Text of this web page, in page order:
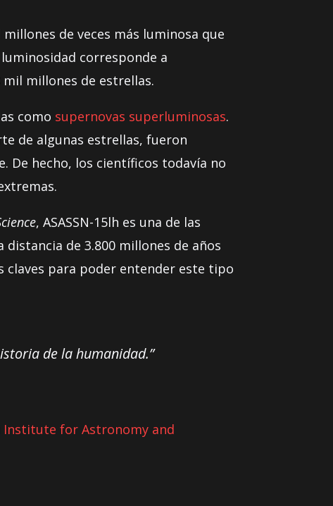
de veces más luminosa que
corresponde a
millones de estrellas.
como supernovas superluminosas.
de algunas estrellas, fueron
De hecho, los científicos todavía no
, ASASSN-15lh es una de las
de 3.800 millones de años
claves para poder entender este tipo
de la humanidad.”
Institute for Astronomy and